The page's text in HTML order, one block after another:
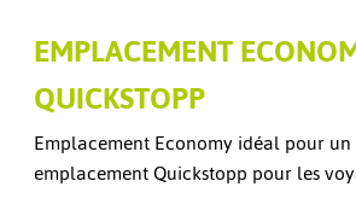
EMPLACEMENT
QUICKSTOPP
Emplacement Economy idéal pour un
emplacement Quickstopp pour les